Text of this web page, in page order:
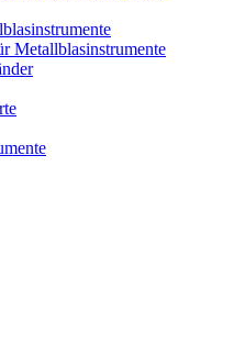
Metallblasinstrumente